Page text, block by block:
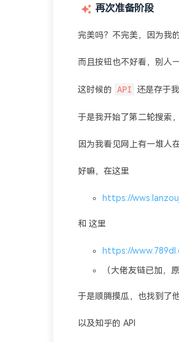
再次准备阶段
完美吗？不完美，因为我
而且按钮也不好看，别人
这时候的 API 还是存于
于是我开始了第二轮搜索
因为我看见网上有一堆人
好嘛，在这里
https://
和 这里
https://
（大佬友链已加，
于是顺腾摸瓜，也找到了
以及知乎的 API